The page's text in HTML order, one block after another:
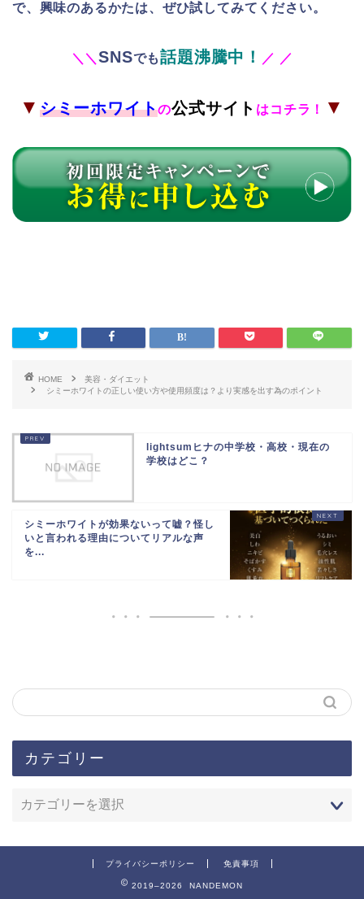
で、興味のあるかたは、ぜひ試してみてください。
＼ ＼SNSでも話題沸騰中！ ／ ／
▼ シミーホワイトの公式サイト はコチラ！ ▼
HOME
美容・ダイエット
シミーホワイトの正しい使い方や使用頻度は？より実感を出す為のポイント
lightsumヒナの中学校・高校・現在の
学校はどこ？
シミーホワイトが効果ないって嘘？怪し
いと言われる理由についてリアルな声
を...
カテゴリー
プライバシーポリシー 免責事項
2019–2026 NANDEMON